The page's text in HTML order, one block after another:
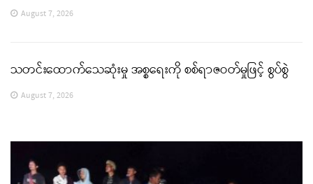
August 7, 2026
သတင်းထောက်သေဆုံးမှု အစ္စရေးကို စစ်ရာဇဝတ်မှုဖြင့် စွပ်စွဲ
August 7, 2026